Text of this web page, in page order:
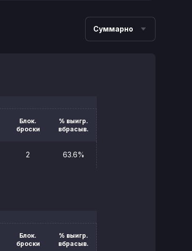
Суммарно
Блок.
броски
% выигр.
вбрасыв.
2 63.6%
Блок.
броски
% выигр.
вбрасыв.